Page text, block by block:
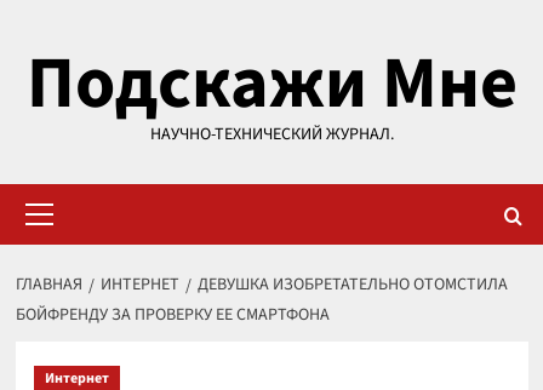
содержимому
Подскажи Мне
НАУЧНО-ТЕХНИЧЕСКИЙ ЖУРНАЛ.
меню
ГЛАВНАЯ ИНТЕРНЕТ
ДЕВУШКА ИЗОБРЕТАТЕЛЬНО ОТОМСТИЛА
БОЙФРЕНДУ ЗА ПРОВЕРКУ ЕЕ СМАРТФОНА
Интернет